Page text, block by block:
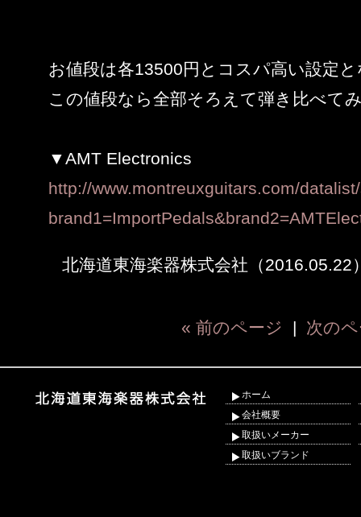
お値段は各13500円とコスパ高い設定
この値段なら全部そろえて弾き比べて
▼AMT Electronics
http://www.montreuxguitars.com/
北海道東海楽器株式会社（2016.05.22
« 前のページ | 次の
ホーム
会社概要
取扱いメーカー
取扱いブランド